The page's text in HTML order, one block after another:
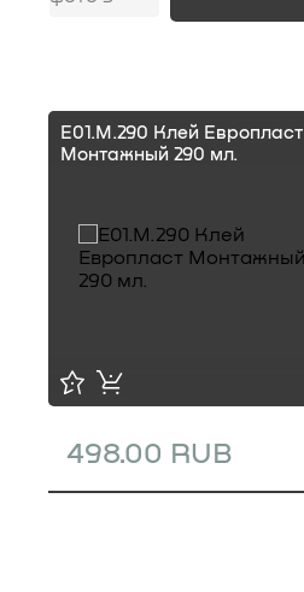
E01.M.290 Клей Европласт
Монтажный 290 мл.
498.00 RUB